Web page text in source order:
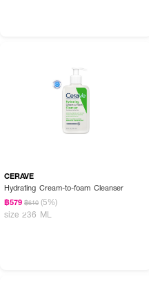
CERAVE
Hydrating Cream-to-foam Cleanser
฿579 ฿610 (5%)
size 236 ML